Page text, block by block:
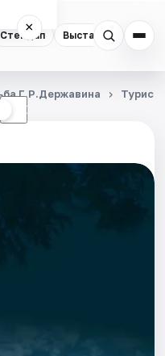
Стендап Выставки
×
☾
Г.Р.Державина